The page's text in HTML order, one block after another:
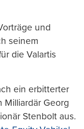
und
seinem
die Valartis
ein erbitterter
Milliardär Georg
Stenbolt aus.